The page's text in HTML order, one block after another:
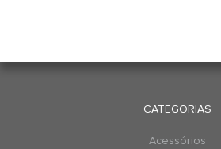
CATEGORIAS
Acessórios